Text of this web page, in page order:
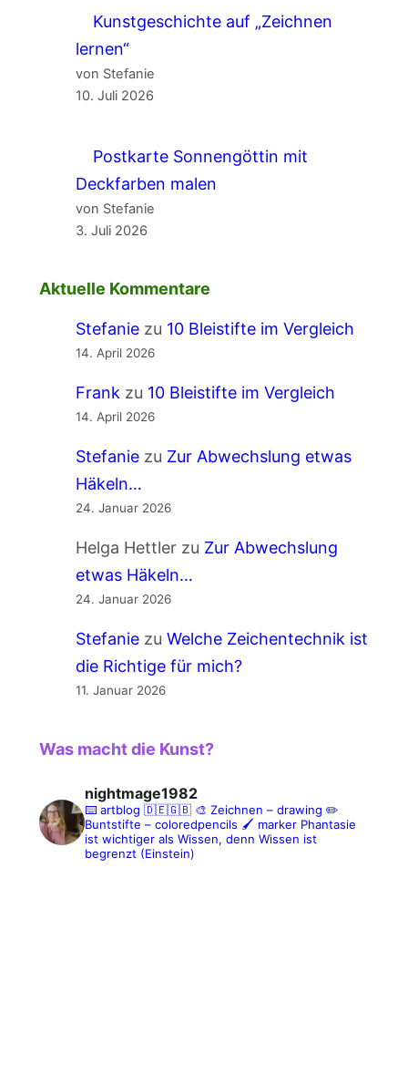
Kunstgeschichte auf „Zeichnen
lernen“
von Stefanie
10. Juli 2026
Postkarte Sonnengöttin mit
Deckfarben malen
von Stefanie
3. Juli 2026
Aktuelle Kommentare
Stefaniezu 10 Bleistifte im Vergleich
14. April 2026
Frank zu 10 Bleistifte im Vergleich
14. April 2026
Stefaniezu Zur Abwechslung etwas
Häkeln…
24. Januar 2026
Helga Hettlerzu Zur Abwechslung
etwas Häkeln…
24. Januar 2026
Stefaniezu Welche Zeichentechnik ist
die Richtige für mich?
11. Januar 2026
Was macht die Kunst?
nightmage1982
⌨️ artblog 🇩🇪🇬🇧🎨 Zeichnen – drawing ✏️
Buntstifte – coloredpencils 🖌️ markerPhantasie
ist wichtiger als Wissen, denn Wissen ist
begrenzt (Einstein)